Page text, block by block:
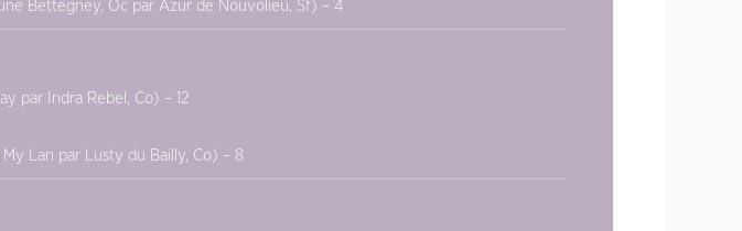
Bettegney, Oc par Azur de Nouvolieu, Sf) – 4
par Indra Rebel, Co) – 12
Lan par Lusty du Bailly, Co) – 8